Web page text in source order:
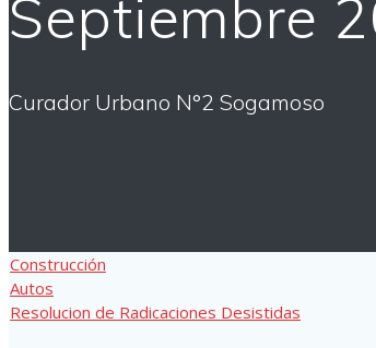
Septiembre
Curador Urbano N°2 Sogamoso
Construcción
Autos
Resolucion de Radicaciones Desistidas